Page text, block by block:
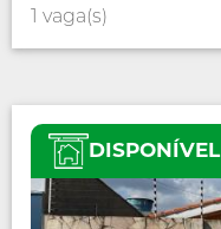
1 vaga(s)
DISPONÍVEL